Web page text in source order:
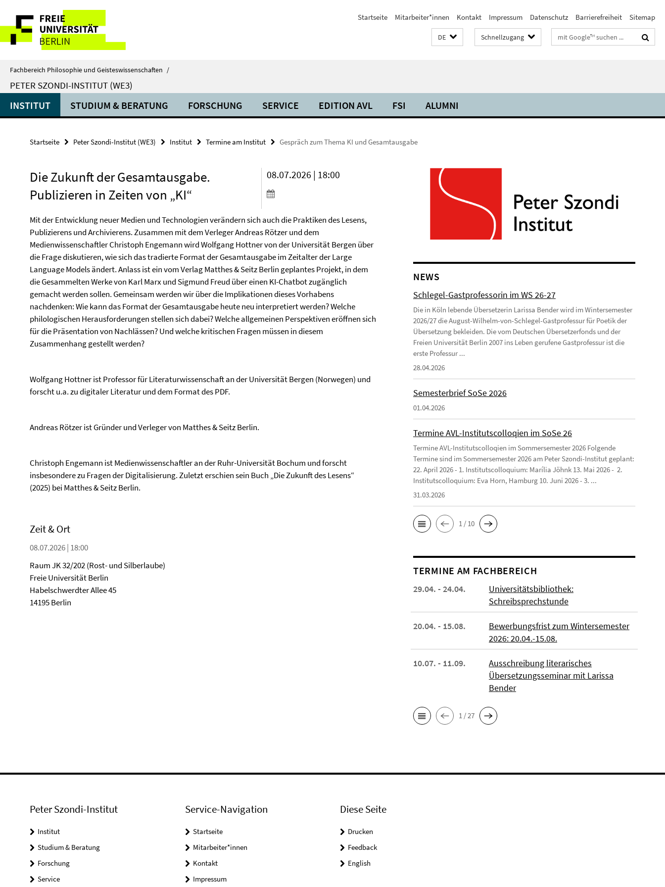
direkt
Inhalt
Service-
Navigation
Startseite Mitarbeiter*innen Kontakt Impressum Datenschutz Barrierefreiheit Sitemap
DE Schnellzugang Suchbegriffe
Fachbereich Philosophie und Geisteswissenschaften /
PETER SZONDI-INSTITUT (WE3)
INSTITUT STUDIUM & BERATUNG FORSCHUNG SERVICE EDITION AVL FSI ALUMNI
Startseite Peter Szondi-Institut (WE3) Institut Termine am Institut Gespräch zum Thema KI und Gesamtausgabe
Die Zukunft der Gesamtausgabe.
Publizieren in Zeiten von „KI“
08.07.2026 | 18:00
Mit der Entwicklung neuer Medien und Technologien verändern sich auch die Praktiken des Lesens,
Publizierens und Archivierens. Zusammen mit dem Verleger Andreas Rötzer und dem
Medienwissenschaftler Christoph Engemann wird Wolfgang Hottner von der Universität Bergen über
die Frage diskutieren, wie sich das tradierte Format der Gesamtausgabe im Zeitalter der Large
Language Models ändert. Anlass ist ein vom Verlag Matthes & Seitz Berlin geplantes Projekt, in dem
die Gesammelten Werke von Karl Marx und Sigmund Freud über einen KI-Chatbot zugänglich
gemacht werden sollen. Gemeinsam werden wir über die Implikationen dieses Vorhabens
nachdenken: Wie kann das Format der Gesamtausgabe heute neu interpretiert werden? Welche
philologischen Herausforderungen stellen sich dabei? Welche allgemeinen Perspektiven eröffnen sich
für die Präsentation von Nachlässen? Und welche kritischen Fragen müssen in diesem
Zusammenhang gestellt werden?
Wolfgang Hottner ist Professor für Literaturwissenschaft an der Universität Bergen (Norwegen) und
forscht u.a. zu digitaler Literatur und dem Format des PDF.
Andreas Rötzer ist Gründer und Verleger von Matthes & Seitz Berlin.
Christoph Engemann ist Medienwissenschaftler an der Ruhr-Universität Bochum und forscht
insbesondere zu Fragen der Digitalisierung. Zuletzt erschien sein Buch „Die Zukunft des Lesens“
(2025) bei Matthes & Seitz Berlin.
Zeit & Ort
08.07.2026 | 18:00
Raum JK 32/202 (Rost- und Silberlaube)
Freie Universität Berlin
Habelschwerdter Allee 45
14195 Berlin
NEWS
Schlegel-Gastprofessorin im WS 26-27
Die in Köln lebende Übersetzerin Larissa Bender wird im Wintersemester
2026/27 die August-Wilhelm-von-Schlegel-Gastprofessur für Poetik der
Übersetzung bekleiden. Die vom Deutschen Übersetzerfonds und der
Freien Universität Berlin 2007 ins Leben gerufene Gastprofessur ist die
erste Professur ...
28.04.2026
Semesterbrief SoSe 2026
01.04.2026
Termine AVL-Institutscolloqien im SoSe 26
Termine AVL-Institutscolloqien im Sommersemester 2026 Folgende
Termine sind im Sommersemester 2026 am Peter Szondi-Institut geplant:
22. April 2026 - 1. Institutscolloquium: Marília Jöhnk 13. Mai 2026 - 2.
Institutscolloquium: Eva Horn, Hamburg 10. Juni 2026 - 3. ...
31.03.2026
1 / 10
TERMINE AM FACHBEREICH
29.04. - 24.04.
Universitätsbibliothek:
Schreibsprechstunde
20.04. - 15.08.
Bewerbungsfrist zum Wintersemester
2026: 20.04.-15.08.
10.07. - 11.09.
Ausschreibung literarisches
Übersetzungsseminar mit Larissa
Bender
1 / 27
Peter Szondi-Institut
Institut
Studium & Beratung
Forschung
Service
Service-Navigation
Startseite
Mitarbeiter*innen
Kontakt
Impressum
Diese Seite
Drucken
Feedback
English